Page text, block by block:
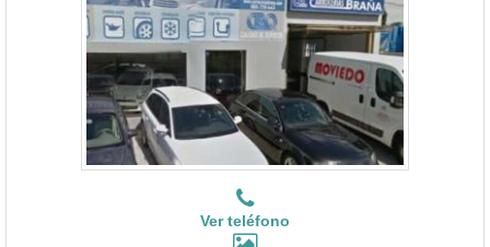
Ver teléfono